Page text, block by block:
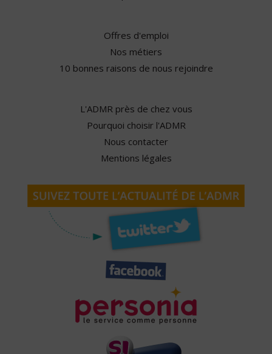
Offres d'emploi
Nos métiers
10 bonnes raisons de nous rejoindre
L'ADMR près de chez vous
Pourquoi choisir l'ADMR
Nous contacter
Mentions légales